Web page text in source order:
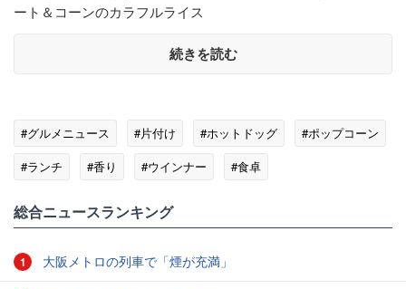
ート＆コーンのカラフルライス
続きを読む
#グルメニュース #片付け #ホットドッグ
#ポップコーン
#ランチ
#香り #ウインナー #食卓
総合ニュースランキング
1 大阪メトロの列車で「煙が充満」